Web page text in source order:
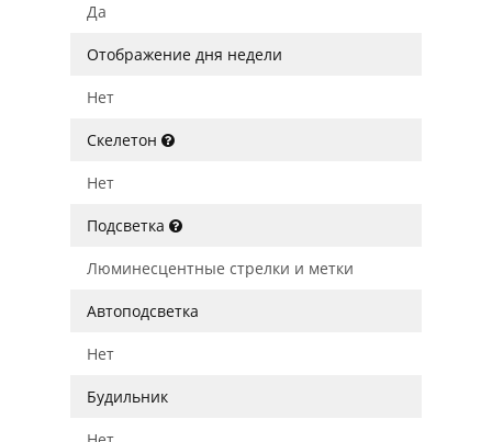
Да
Отображение дня недели
Нет
Скелетон
Нет
Подсветка
Люминесцентные стрелки и метки
Автоподсветка
Нет
Будильник